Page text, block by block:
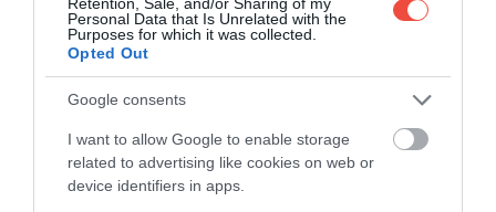
Personal Data that Is Unrelated with the
Purposes for which it was collected.
Opted Out
Google consents
I want to allow Google to enable storage
related to advertising like cookies on web or
device identifiers in apps.